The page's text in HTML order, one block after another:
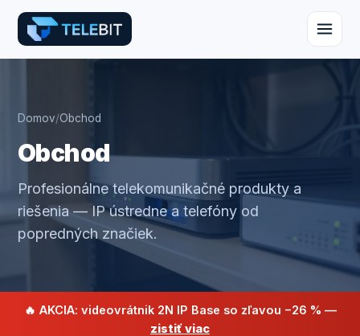
Domov/Obchod
Obchod
Profesionálne telekomunikačné produkty a
riešenia — IP ústredne a telefóny od
popredných značiek.
🔥 AKCIA: videovrátnik 2N IP Base so zľavou −26 % —
zistiť viac